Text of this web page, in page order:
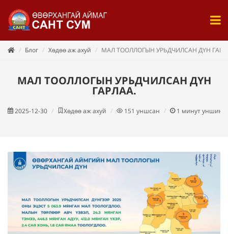
Блог Хөдөө аж ахуй МАЛ ТООЛЛОГЫН УРЬДЧИЛСАН ДҮН
МАЛ ТООЛЛОГЫН УРЬДЧИЛСАН ДҮН
ГАРЛАА.
2025-12-30 Хөдөө аж ахуй 151 уншсан 1 минут уншина